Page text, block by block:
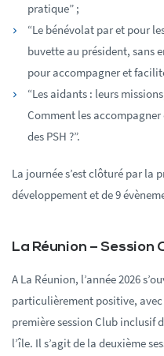
pratique” ;
“Le bénévolat par et pour
buvette au président, sans
pour accompagner et
“Les aidants : leurs
Comment les
des PSH ?”.
La journée s’est clôturé par la
développement et de 9
La Réunion – Session
A La Réunion, l’année 2026
particulièrement positive,
première session Club inclusif
l’île. Il s’agit de la deuxième